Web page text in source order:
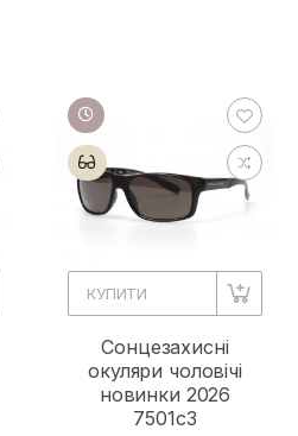
КУПИТИ
Сонцезахисні
окуляри чоловічі
новинки 2026
7501c3